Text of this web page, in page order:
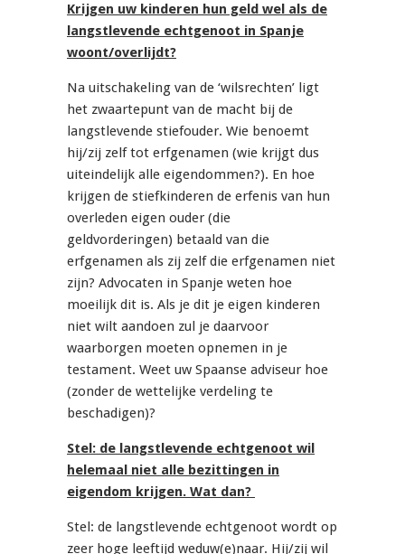
Krijgen uw kinderen hun geld wel als de
langstlevende echtgenoot in Spanje
woont/overlijdt?
Na uitschakeling van de ‘wilsrechten’ ligt
het zwaartepunt van de macht bij de
langstlevende stiefouder. Wie benoemt
hij/zij zelf tot erfgenamen (wie krijgt dus
uiteindelijk alle eigendommen?). En hoe
krijgen de stiefkinderen de erfenis van hun
overleden eigen ouder (die
geldvorderingen) betaald van die
erfgenamen als zij zelf die erfgenamen niet
zijn? Advocaten in Spanje weten hoe
moeilijk dit is. Als je dit je eigen kinderen
niet wilt aandoen zul je daarvoor
waarborgen moeten opnemen in je
testament. Weet uw Spaanse adviseur hoe
(zonder de wettelijke verdeling te
beschadigen)?
Stel: de langstlevende echtgenoot wil
helemaal niet alle bezittingen in
eigendom krijgen. Wat dan?
Stel: de langstlevende echtgenoot wordt op
zeer hoge leeftijd weduw(e)naar. Hij/zij wil